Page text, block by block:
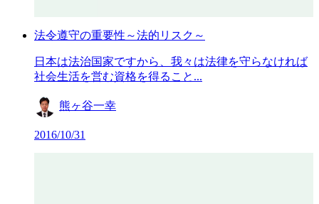
法令遵守の重要性～法的リスク～
日本は法治国家ですから、我々は法律を守らなければ
社会生活を営む資格を得ること...
熊ヶ谷一幸
2016/10/31